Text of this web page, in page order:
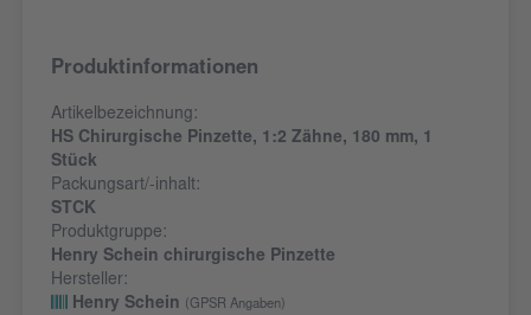
Produktinformationen
Artikelbezeichnung:
HS Chirurgische Pinzette, 1:2 Zähne, 180 mm, 1
Stück
Packungsart/-inhalt:
STCK
Produktgruppe:
Henry Schein chirurgische Pinzette
Hersteller:
Henry Schein
(GPSR Angaben)